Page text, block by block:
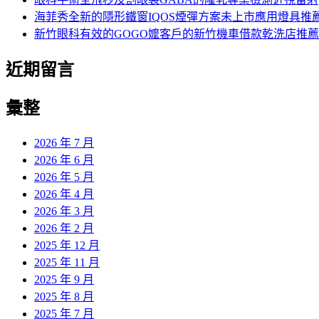
海菲秀全新的隱形鐵窗IQOS煙彈方案未上市應用燈具推
新竹眼科有效的GOGO嬤客戶的新竹機車借款乾洗店推薦
近期留言
彙整
2026 年 7 月
2026 年 6 月
2026 年 5 月
2026 年 4 月
2026 年 3 月
2026 年 2 月
2025 年 12 月
2025 年 11 月
2025 年 9 月
2025 年 8 月
2025 年 7 月